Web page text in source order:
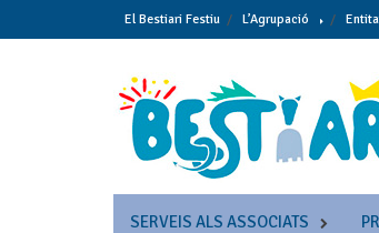
to
El Bestiari Festiu L’Agrupació
SERVEIS ALS ASSOCIATS